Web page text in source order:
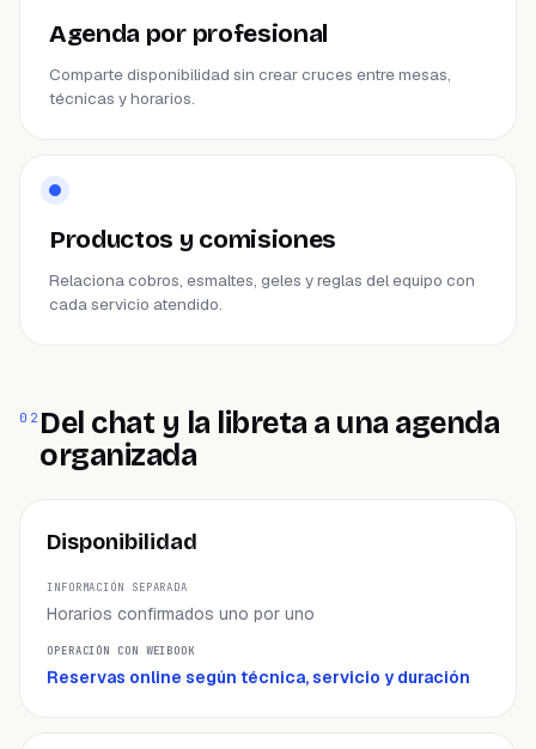
Agenda por profesional
Comparte disponibilidad sin crear cruces entre mesas,
técnicas y horarios.
Productos y comisiones
Relaciona cobros, esmaltes, geles y reglas del equipo con
cada servicio atendido.
02 Del chat y la libreta a una agenda
organizada
ÁREA
Disponibilidad
Horarios confirmados uno por uno
Reservas online según técnica, servicio y duración